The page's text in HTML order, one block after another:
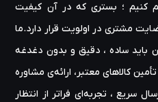
کنیم ؛ بستری که در آن کیفیت
مشتری در اولویت قرار دارد.ما
باید ساده ، دقیق و بدون دغدغه
کالاهای معتبر، ارائه‌ی مشاوره‌
سریع ، تجربه‌ای فراتر از انتظار